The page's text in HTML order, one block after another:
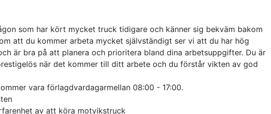
som har kört mycket truck tidigare och känner sig bekväm bakom
att du kommer arbeta mycket självständigt ser vi att du har hög
är bra på att planera och prioritera bland dina arbetsuppgifter. Du är
när det kommer till ditt arbete och du förstår vikten av god
vara förlagdvardagarmellan 08:00 - 17:00.
av att köra motvikstruck